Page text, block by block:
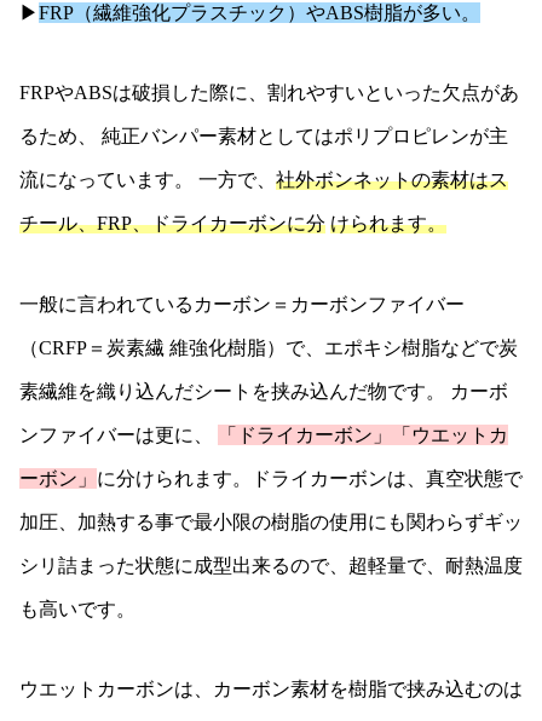
▶︎FRP（繊維強化プラスチック）やABS樹脂が多い。
FRPやABSは破損した際に、割れやすいといった欠点があ
るため、 純正バンパー素材としてはポリプロピレンが主
流になっています。 一方で、 社外ボンネットの素材はス
チール、FRP、ドライカーボンに分 けられます。
一般に言われているカーボン＝カーボンファイバー
（CRFP＝炭素繊 維強化樹脂）で、エポキシ樹脂などで炭
素繊維を織り込んだシートを挟み込んだ物です。 カーボ
ンファイバーは更に、 「ドライカーボン」「ウエットカ
ーボン」 に分けられます。ドライカーボンは、真空状態で
加圧、加熱する事で最小限の樹脂の使用にも関わらずギッ
シリ詰まった状態に成型出来るので、超軽量で、耐熱温度
も高いです。
ウエットカーボンは、カーボン素材を樹脂で挟み込むのは